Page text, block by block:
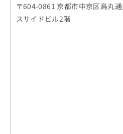
〒604-0861 京都市中京区烏丸
スサイドビル2階